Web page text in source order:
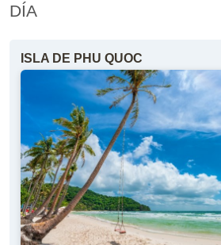
DÍA
ISLA DE PHU QUOC